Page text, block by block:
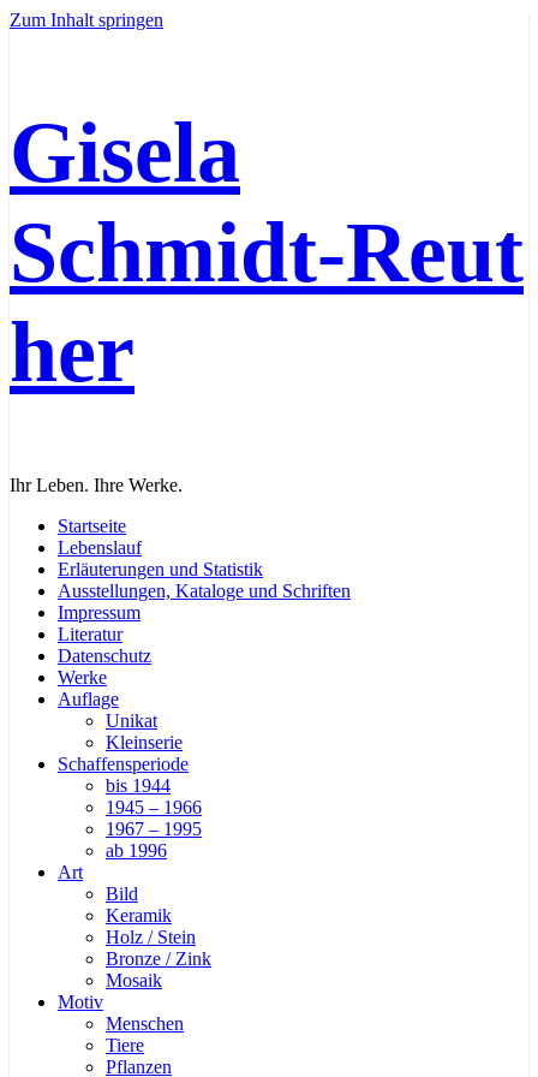
Zum Inhalt springen
Gisela
Schmidt‑Reut
her
Ihr Leben. Ihre Werke.
Startseite
Lebenslauf
Erläuterungen und Statistik
Ausstellungen, Kataloge und Schriften
Impressum
Literatur
Datenschutz
Werke
Auflage
Unikat
Kleinserie
Schaffensperiode
bis 1944
1945 – 1966
1967 – 1995
ab 1996
Art
Bild
Keramik
Holz / Stein
Bronze / Zink
Mosaik
Motiv
Menschen
Tiere
Pflanzen